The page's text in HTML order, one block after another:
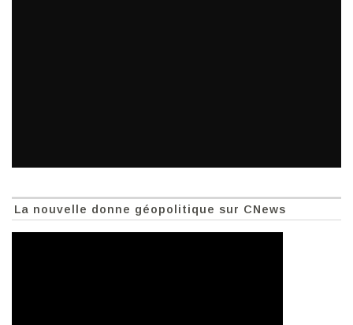
La nouvelle donne géopolitique sur CNews